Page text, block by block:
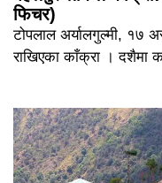
फिचर)
टोपलाल अर्यालगुल्मी, १७
राखिएका काँक्रा । दशैमा